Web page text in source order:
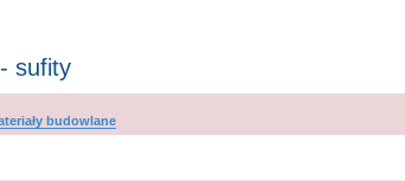
sufity
budowlane